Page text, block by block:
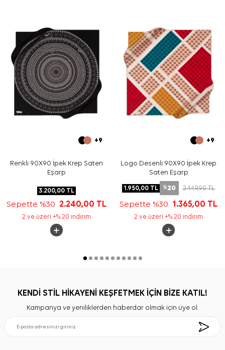
+9
Renkli 90X90 İpek Krep Saten
Eşarp
3.200,00TL
Sepette %30 2.240,00 TL
2 ve üzeri +% 20 indirim
+9
Logo Desenli 90X90 İpek Krep
Saten Eşarp
1.950,00 TL %20 2.449,90TL
Sepette %30 1.365,00 TL
2 ve üzeri +% 20 indirim
KENDİ STİL HİKAYENİ KEŞFETMEK İÇİN BİZE KATIL!
Kampanya ve yeniliklerden haberdar olmak için üye ol.